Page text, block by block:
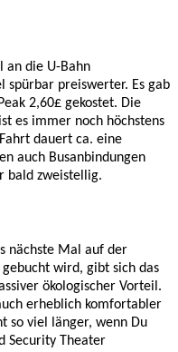
an die U-Bahn
spürbar preiswerter. Es gab
2,60£ gekostet. Die
es immer noch höchstens
dauert ca. eine
auch Busanbindungen
bald zweistellig.
nächste Mal auf der
wird, gibt sich das
ökologischer Vorteil.
erheblich komfortabler
so viel länger, wenn Du
Security Theater